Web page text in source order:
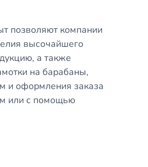
позволяют компании
высочайшего
а также
на барабаны,
и оформления заказа
или с помощью